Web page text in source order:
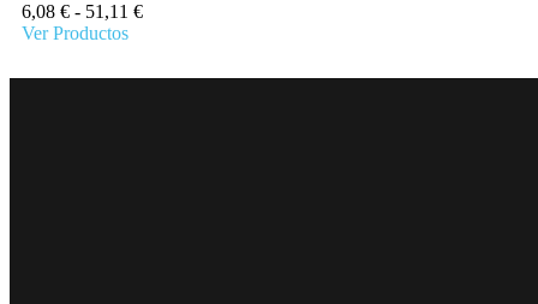
6,08 € - 51,11 €
Ver Productos